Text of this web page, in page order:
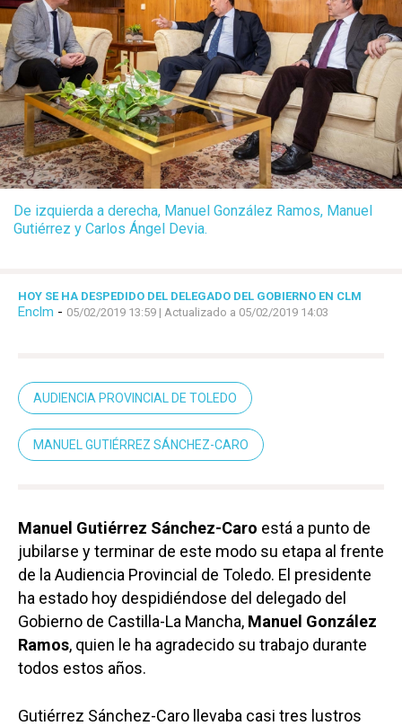
De izquierda a derecha, Manuel González Ramos, Manuel
Gutiérrez y Carlos Ángel Devia.
HOY SE HA DESPEDIDO DEL DELEGADO DEL GOBIERNO EN CLM
Enclm - 05/02/2019 13:59 | Actualizado a 05/02/2019 14:03
AUDIENCIA PROVINCIAL DE TOLEDO
MANUEL GUTIÉRREZ SÁNCHEZ-CARO
Manuel Gutiérrez Sánchez-Caro está a punto de
jubilarse y terminar de este modo su etapa al frente
de la Audiencia Provincial de Toledo. El presidente
ha estado hoy despidiéndose del delegado del
Gobierno de Castilla-La Mancha, Manuel González
Ramos, quien le ha agradecido su trabajo durante
todos estos años.
Gutiérrez Sánchez-Caro llevaba casi tres lustros